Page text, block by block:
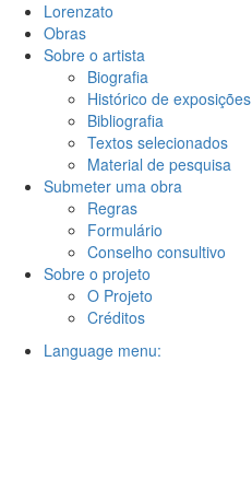
Lorenzato
Obras
Sobre o artista
Biografia
Histórico de exposições
Bibliografia
Textos selecionados
Material de pesquisa
Submeter uma obra
Regras
Formulário
Conselho consultivo
Sobre o projeto
O Projeto
Créditos
Language menu: